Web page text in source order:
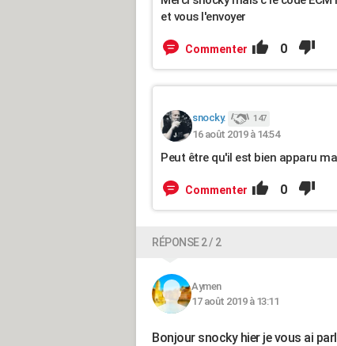
et vous l'envoyer
Commenter 0
snocky. 147
16 août 2019 à 14:54
Peut être qu'il est bien apparu
Commenter 0
RÉPONSE 2 / 2
Aymen
17 août 2019 à 13:11
Bonjour snocky hier je vous ai